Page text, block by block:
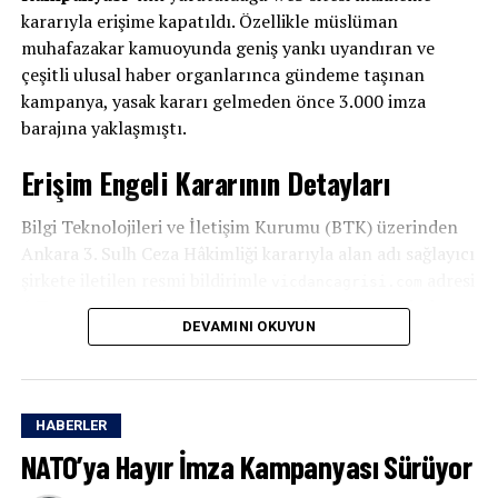
kararıyla erişime kapatıldı. Özellikle müslüman
muhafazakar kamuoyunda geniş yankı uyandıran ve
çeşitli ulusal haber organlarınca gündeme taşınan
kampanya, yasak kararı gelmeden önce 3.000 imza
barajına yaklaşmıştı.
Erişim Engeli Kararının Detayları
Bilgi Teknolojileri ve İletişim Kurumu (BTK) üzerinden
Ankara 3. Sulh Ceza Hâkimliği kararıyla alan adı sağlayıcı
6 Temmuz’dan itibaren askıya alındı ve site üzerinden
yapılan yayınlar tamamen durduruldu.
Kampanya 3 Bin İmzaya Yaklaşmıştı
“NATO’ya Hayır İnisiyatifi” adlı bağımsız bir platform
tarafından hayata geçirilen imza kampanyası, kısa
sürede hızlı bir büyüme ivmesi yakalamıştı. Ulusal
DEVAMINI OKUYUN
HABERLER
NATO’ya Hayır İmza Kampanyası Sürüyor